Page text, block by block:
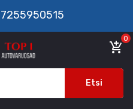
add_shopping_cart
0
Etsi